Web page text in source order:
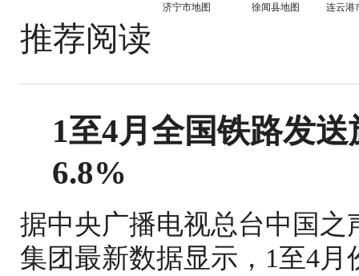
济宁市地图 徐闻县地图 连云港
推荐阅读
1至4月全国铁路发
6.8%
据中央广播电视总台中国
集团最新数据显示，1至4月